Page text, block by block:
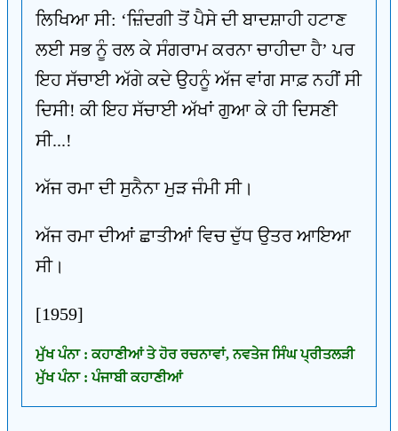
ਲਿਖਿਆ ਸੀ: ‘ਜ਼ਿੰਦਗੀ ਤੋਂ ਪੈਸੇ ਦੀ ਬਾਦਸ਼ਾਹੀ ਹਟਾਣ
ਲਈ ਸਭ ਨੂੰ ਰਲ ਕੇ ਸੰਗਰਾਮ ਕਰਨਾ ਚਾਹੀਦਾ ਹੈ’ ਪਰ
ਇਹ ਸੱਚਾਈ ਅੱਗੇ ਕਦੇ ਉਹਨੂੰ ਅੱਜ ਵਾਂਗ ਸਾਫ਼ ਨਹੀਂ ਸੀ
ਦਿਸੀ! ਕੀ ਇਹ ਸੱਚਾਈ ਅੱਖਾਂ ਗੁਆ ਕੇ ਹੀ ਦਿਸਣੀ
ਸੀ...!
ਅੱਜ ਰਮਾ ਦੀ ਸੁਨੈਨਾ ਮੁੜ ਜੰਮੀ ਸੀ।
ਅੱਜ ਰਮਾ ਦੀਆਂ ਛਾਤੀਆਂ ਵਿਚ ਦੁੱਧ ਉਤਰ ਆਇਆ
ਸੀ।
[1959]
ਮੁੱਖ ਪੰਨਾ : ਕਹਾਣੀਆਂ ਤੇ ਹੋਰ ਰਚਨਾਵਾਂ, ਨਵਤੇਜ ਸਿੰਘ ਪ੍ਰੀਤਲੜੀ
ਮੁੱਖ ਪੰਨਾ : ਪੰਜਾਬੀ ਕਹਾਣੀਆਂ